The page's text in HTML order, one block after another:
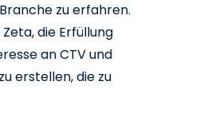
zu erfahren.
die Erfüllung
an CTV und
erstellen, die zu